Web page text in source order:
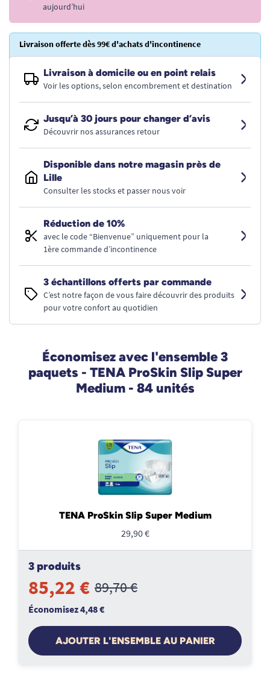
aujourd’hui
Livraison offerte dès 99€ d'achats d'incontinence
Livraison à domicile ou en point relais
Voir les options, selon encombrement et destination
Jusqu’à 30 jours pour changer d’avis
Découvrir nos assurances retour
Disponible dans notre magasin près de
Lille
Consulter les stocks et passer nous voir
Réduction de 10%
avec le code “Bienvenue” uniquement pour la
1ère commande d’incontinence
3 échantillons offerts par commande
C’est notre façon de vous faire découvrir des produits
pour votre confort au quotidien
Économisez avec l'ensemble 3
paquets - TENA ProSkin Slip Super
Medium - 84 unités
TENA ProSkin Slip Super Medium
29,90 €
3 produits
85,22 € 89,70 €
Économisez 4,48 €
AJOUTER L'ENSEMBLE AU PANIER